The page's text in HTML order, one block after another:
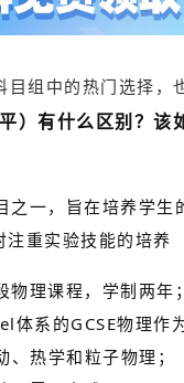
组中的热门选择，
）有什么区别？该
一，旨在培养学生
重实验技能的培养
理课程，学制两年；
体系的GCSE物理作
热学和粒子物理；